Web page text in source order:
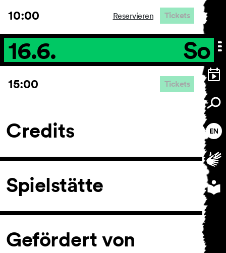
10:00 Reservieren Tickets
16.6. So
15:00 Tickets
Credits
Spielstätte
Gefördert von